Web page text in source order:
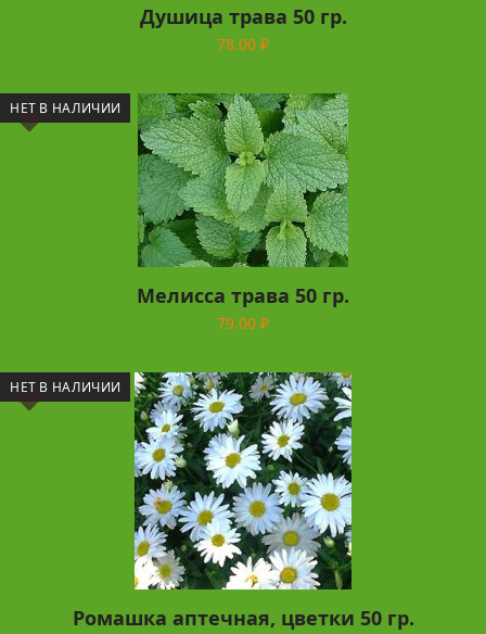
Душица трава 50 гр.
78.00 ₽
НЕТ В НАЛИЧИИ
Мелисса трава 50 гр.
79.00 ₽
НЕТ В НАЛИЧИИ
Ромашка аптечная, цветки 50 гр.